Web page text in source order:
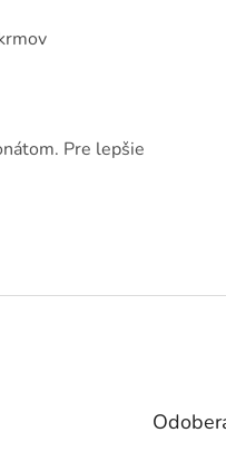
Pre lepšie